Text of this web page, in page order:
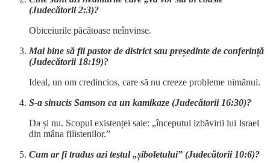
(Judecătorii 2:3)?
Obiceiurile păcătoase neînvinse.
Mai bine să fii pastor de district sau președinte de conferință
(Judecătorii 18:19)?
Ideal, un om credincios, care să nu creeze probleme nimănui.
S-a sinucis Samson ca un kamikaze (Judecătorii 16:30)?
Da și nu. Scopul existenței sale: „începutul izbăvirii lui Israel
din mâna filistenilor.”
Cum ar fi tradus azi testul „șiboletului” (Judecătorii 10:6)?